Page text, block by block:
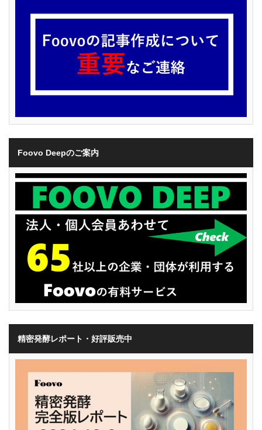
Foovo Deepのご案内
精密発酵レポート・好評販売中